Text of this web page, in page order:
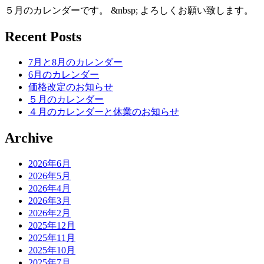
５月のカレンダーです。 &nbsp; よろしくお願い致します。
Recent Posts
7月と8月のカレンダー
6月のカレンダー
価格改定のお知らせ
５月のカレンダー
４月のカレンダーと休業のお知らせ
Archive
2026年6月
2026年5月
2026年4月
2026年3月
2026年2月
2025年12月
2025年11月
2025年10月